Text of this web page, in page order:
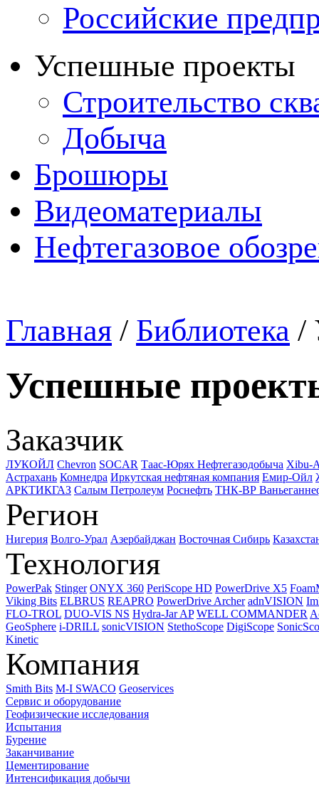
Российские
Успешные проекты
Строительство
Добыча
Брошюры
Видеоматериалы
Нефтегазовое
Главная / Библиотека /
Успешные
Заказчик
ЛУКОЙЛ Chevron SOCAR Таас-Юрях Нефтегазодобыча Xibu-
Астрахань Комнедра Иркутская нефтяная компания Емир-Ойл
АРКТИКГАЗ Салым Петролеум Роснефть ТНК-ВР
Регион
Нигерия Волго-Урал Азербайджан Восточная Сибирь
Технология
PowerPak Stinger ONYX 360 PeriScope HD PowerDrive X5
Viking Bits ELBRUS REAPRO PowerDrive Archer adnVISION
FLO-TROL DUO-VIS NS Hydra-Jar AP WELL COMMANDER
GeoSphere i-DRILL sonicVISION StethoScope DigiScope
Kinetic
Компания
Smith Bits M-I SWACO Geoservices
Сервис и оборудование
Геофизические исследования
Испытания
Бурение
Заканчивание
Цементирование
Интенсификация добычи